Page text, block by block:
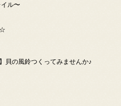
ル〜
☆
貝の風鈴つくってみませんか♪